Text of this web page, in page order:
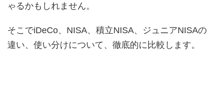
ゃるかもしれません。
そこでiDeCo、NISA、積立NISA、ジュニアNISAの
違い、使い分けについて、徹底的に比較します。